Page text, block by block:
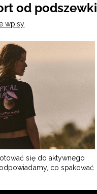
od podszewki
wpisy
się do aktywnego
co spakować